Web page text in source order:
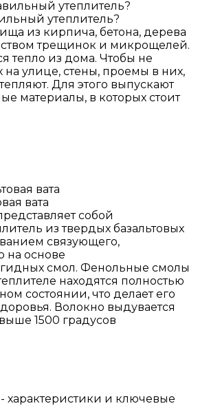
утеплитель?
из кирпича, бетона, дерева
трещинок и микрощелей.
тепло из дома. Чтобы не
на улице, стены, проемы в них,
Для этого выпускают
материалы, в которых стоит
вата
собой
из твердых базальтовых
связующего,
на основе
смол. Фенольные смолы
находятся полностью
состоянии, что делает его
Волокно выдувается
1500 градусов